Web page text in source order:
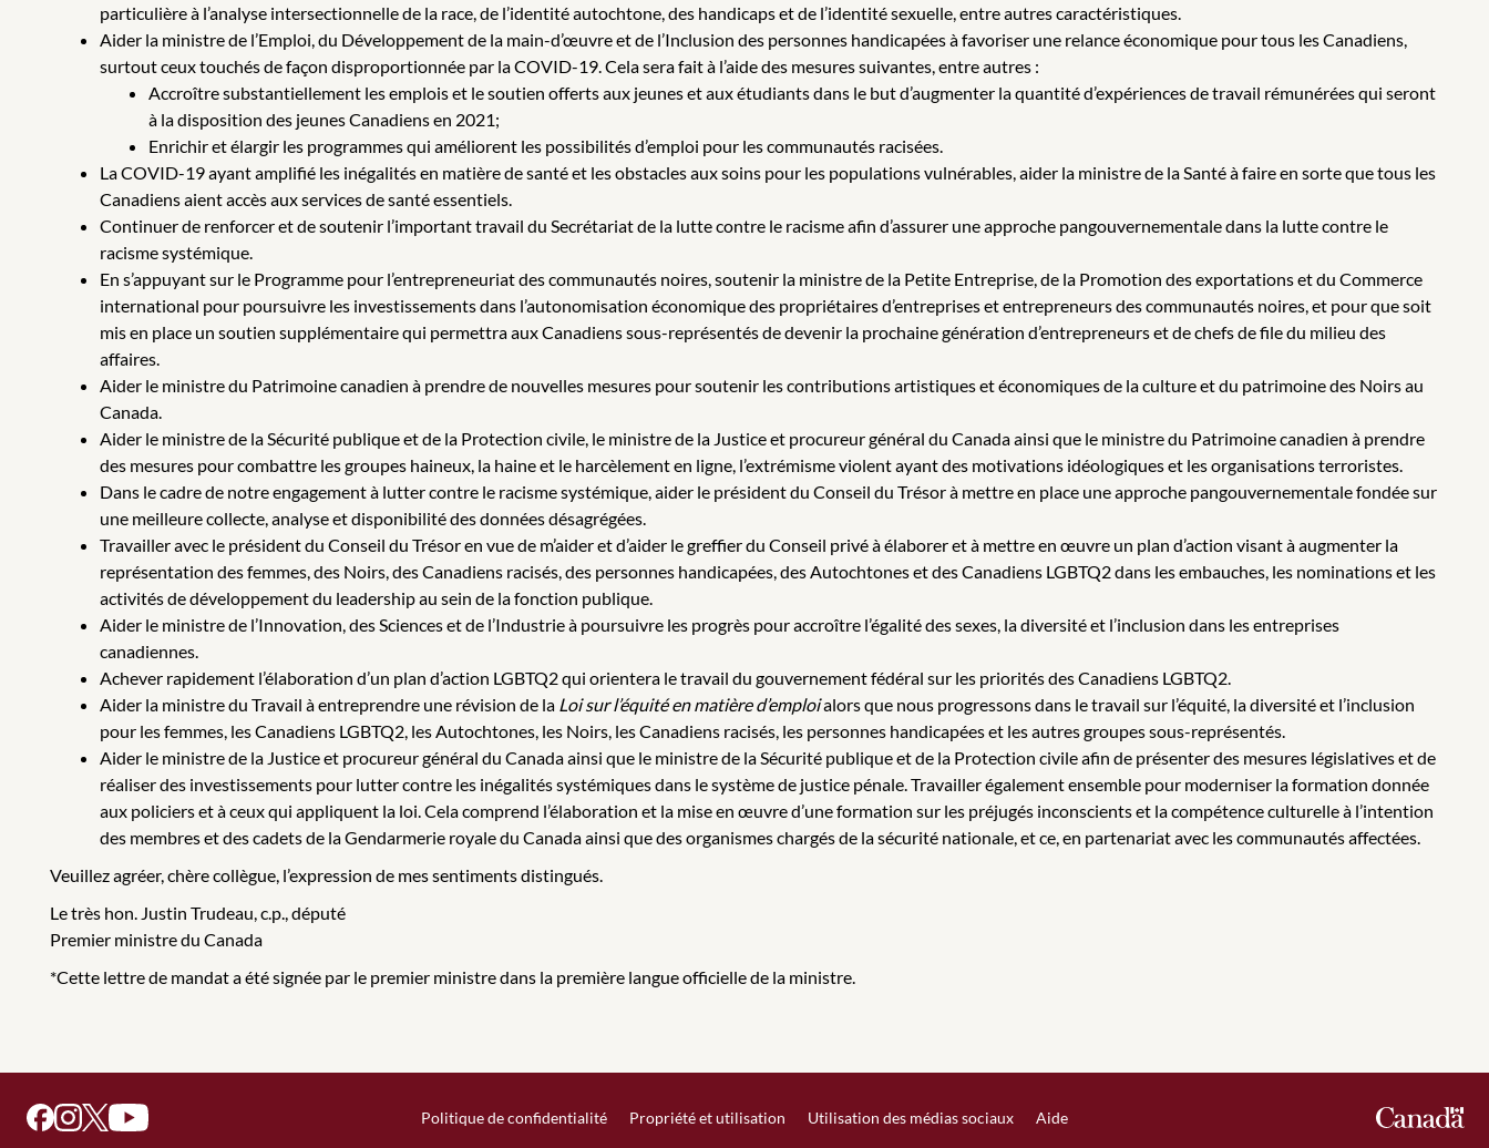
particulière à l’analyse intersectionnelle de la race, de l’identité autochtone, des handicaps et de l’identité sexuelle, entre autres caractéristiques.
Aider la ministre de l’Emploi, du Développement de la main-d’œuvre et de l’Inclusion des personnes handicapées à favoriser une relance économique pour tous les Canadiens,
surtout ceux touchés de façon disproportionnée par la COVID-19. Cela sera fait à l’aide des mesures suivantes, entre autres :
Accroître substantiellement les emplois et le soutien offerts aux jeunes et aux étudiants dans le but d’augmenter la quantité d’expériences de travail rémunérées qui seront
à la disposition des jeunes Canadiens en 2021;
Enrichir et élargir les programmes qui améliorent les possibilités d’emploi pour les communautés racisées.
La COVID-19 ayant amplifié les inégalités en matière de santé et les obstacles aux soins pour les populations vulnérables, aider la ministre de la Santé à faire en sorte que tous les
Canadiens aient accès aux services de santé essentiels.
Continuer de renforcer et de soutenir l’important travail du Secrétariat de la lutte contre le racisme afin d’assurer une approche pangouvernementale dans la lutte contre le
racisme systémique.
En s’appuyant sur le Programme pour l’entrepreneuriat des communautés noires, soutenir la ministre de la Petite Entreprise, de la Promotion des exportations et du Commerce
international pour poursuivre les investissements dans l’autonomisation économique des propriétaires d’entreprises et entrepreneurs des communautés noires, et pour que soit
mis en place un soutien supplémentaire qui permettra aux Canadiens sous-représentés de devenir la prochaine génération d’entrepreneurs et de chefs de file du milieu des
affaires.
Aider le ministre du Patrimoine canadien à prendre de nouvelles mesures pour soutenir les contributions artistiques et économiques de la culture et du patrimoine des Noirs au
Canada.
Aider le ministre de la Sécurité publique et de la Protection civile, le ministre de la Justice et procureur général du Canada ainsi que le ministre du Patrimoine canadien à prendre
des mesures pour combattre les groupes haineux, la haine et le harcèlement en ligne, l’extrémisme violent ayant des motivations idéologiques et les organisations terroristes.
Dans le cadre de notre engagement à lutter contre le racisme systémique, aider le président du Conseil du Trésor à mettre en place une approche pangouvernementale fondée sur
une meilleure collecte, analyse et disponibilité des données désagrégées.
Travailler avec le président du Conseil du Trésor en vue de m’aider et d’aider le greffier du Conseil privé à élaborer et à mettre en œuvre un plan d’action visant à augmenter la
représentation des femmes, des Noirs, des Canadiens racisés, des personnes handicapées, des Autochtones et des Canadiens LGBTQ2 dans les embauches, les nominations et les
activités de développement du leadership au sein de la fonction publique.
Aider le ministre de l’Innovation, des Sciences et de l’Industrie à poursuivre les progrès pour accroître l’égalité des sexes, la diversité et l’inclusion dans les entreprises
canadiennes.
Achever rapidement l’élaboration d’un plan d’action LGBTQ2 qui orientera le travail du gouvernement fédéral sur les priorités des Canadiens LGBTQ2.
Aider la ministre du Travail à entreprendre une révision de la Loi sur l’équité en matière d’emploialors que nous progressons dans le travail sur l’équité, la diversité et l’inclusion
pour les femmes, les Canadiens LGBTQ2, les Autochtones, les Noirs, les Canadiens racisés, les personnes handicapées et les autres groupes sous-représentés.
Aider le ministre de la Justice et procureur général du Canada ainsi que le ministre de la Sécurité publique et de la Protection civile afin de présenter des mesures législatives et de
réaliser des investissements pour lutter contre les inégalités systémiques dans le système de justice pénale. Travailler également ensemble pour moderniser la formation donnée
aux policiers et à ceux qui appliquent la loi. Cela comprend l’élaboration et la mise en œuvre d’une formation sur les préjugés inconscients et la compétence culturelle à l’intention
des membres et des cadets de la Gendarmerie royale du Canada ainsi que des organismes chargés de la sécurité nationale, et ce, en partenariat avec les communautés affectées.
Veuillez agréer, chère collègue, l’expression de mes sentiments distingués.
Le très hon. Justin Trudeau, c.p., député
Premier ministre du Canada
*Cette lettre de mandat a été signée par le premier ministre dans la première langue officielle de la ministre.
Politique de confidentialité Propriété et utilisation Utilisation des médias sociaux Aide